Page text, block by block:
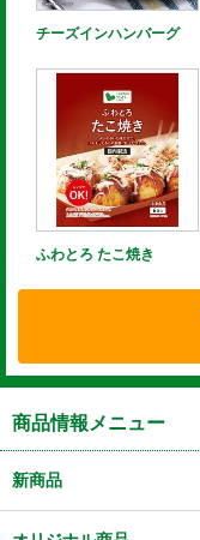
チーズインハンバーグ
ふわとろ たこ焼き
商品情報メニュー
新商品